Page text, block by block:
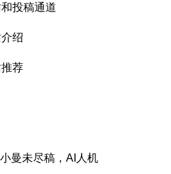
投稿通道
绍
荐
曼未尽稿，AI人机